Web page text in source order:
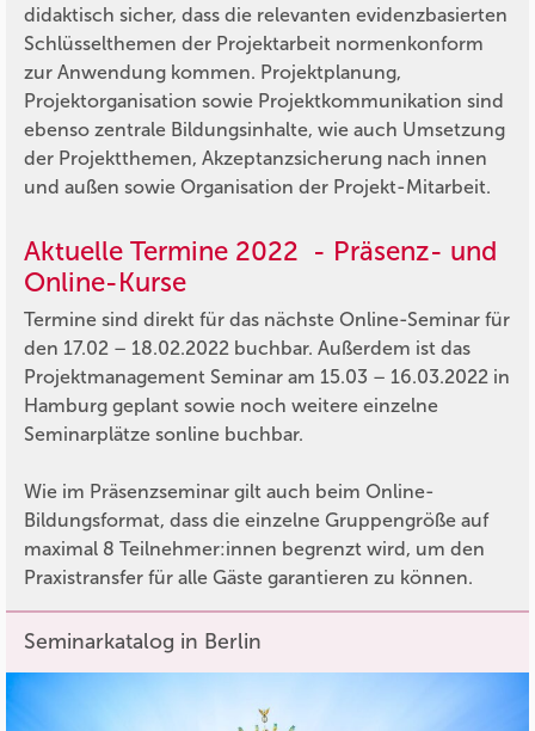
didaktisch sicher, dass die relevanten evidenzbasierten
Schlüsselthemen der Projektarbeit normenkonform
zur Anwendung kommen. Projektplanung,
Projektorganisation sowie Projektkommunikation sind
ebenso zentrale Bildungsinhalte, wie auch Umsetzung
der Projektthemen, Akzeptanzsicherung nach innen
und außen sowie Organisation der Projekt-Mitarbeit.
Aktuelle Termine 2022 - Präsenz- und
Online-Kurse
Termine sind direkt für das nächste Online-Seminar für
den 17.02 – 18.02.2022 buchbar. Außerdem ist das
Projektmanagement Seminar am 15.03 – 16.03.2022 in
Hamburg geplant sowie noch weitere einzelne
Seminarplätze sonline buchbar.
Wie im Präsenzseminar gilt auch beim Online-
Bildungsformat, dass die einzelne Gruppengröße auf
maximal 8 Teilnehmer:innen begrenzt wird, um den
Praxistransfer für alle Gäste garantieren zu können.
Seminarkatalog in Berlin